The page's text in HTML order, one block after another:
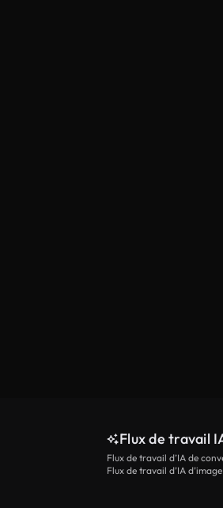
Flux de travail
Flux de travail d’IA de
Flux de travail d’IA